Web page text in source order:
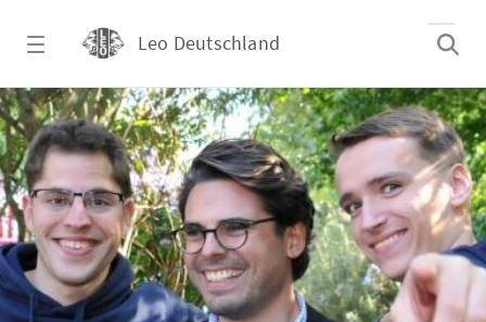
Leo Deutschland
Geschichte und Werte - Leo Deutschland